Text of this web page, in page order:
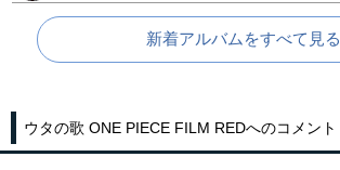
新着アルバムをすべて見る
ウタの歌 ONE PIECE FILM REDへのコメント